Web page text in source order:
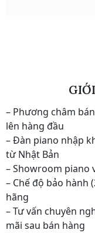
– Phương châm
lên hàng đầu
– Đàn piano nhập
từ Nhật Bản
– Showroom piano
– Chế độ bảo hành
hãng
– Tư vấn chuyên
mãi sau bán hàng